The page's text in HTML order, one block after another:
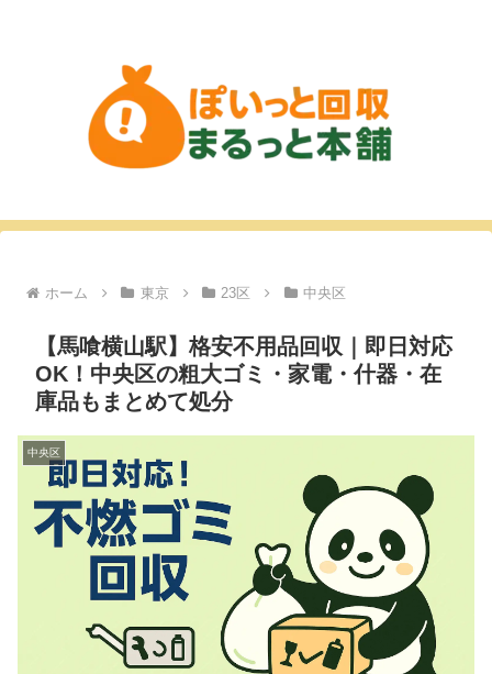
ホーム 東京 23区 中央区
【馬喰横山駅】格安不用品回収｜即日対応
OK！中央区の粗大ゴミ・家電・什器・在
庫品もまとめて処分
中央区